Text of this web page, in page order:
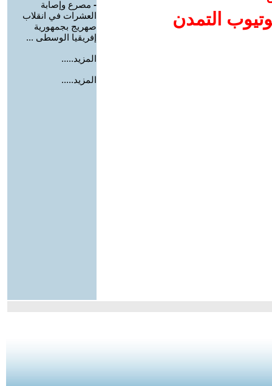
التمدن
- مصرع وإصابة
العشرات في انقلاب
صهريج بجمهورية
إفريقيا الوسطى ...
المزيد.....
المزيد.....